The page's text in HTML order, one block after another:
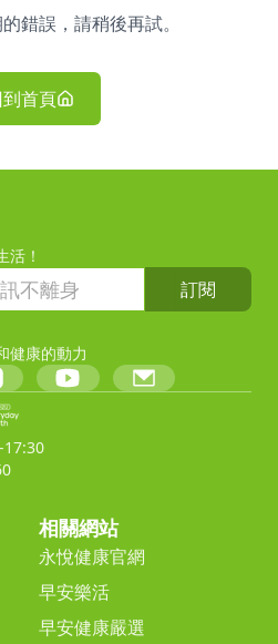
錯誤，請稍後再試。
首頁
活！
訂閱
健康的動力
17:30
相關網站
永悅健康官網
早安樂活
早安健康嚴選